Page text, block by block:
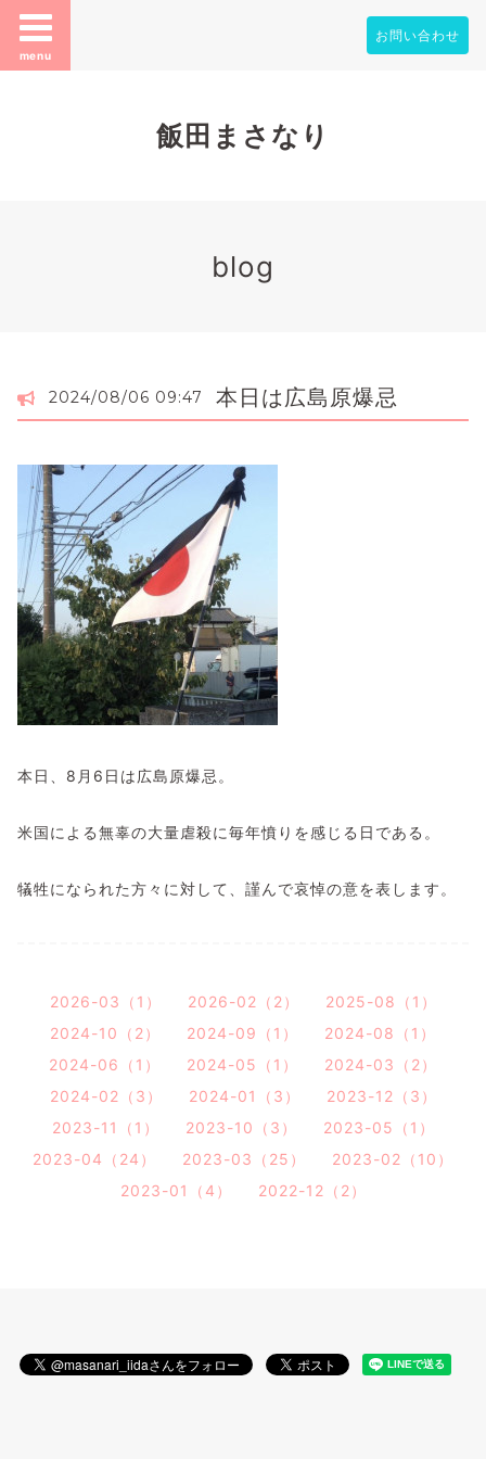
menu
お問い合わせ
飯田まさなり
blog
2024/08/06 09:47 本日は広島原爆忌
本日、8月6日は広島原爆忌。
米国による無辜の大量虐殺に毎年憤りを感じる日である。
犠牲になられた方々に対して、謹んで哀悼の意を表します。
2026-03（1） 2026-02（2）
2025-08（1）
2024-10（2）
2024-09（1）
2024-08（1）
2024-06（1）
2024-05（1）
2024-03（2）
2024-02（3）
2024-01（3）
2023-12（3）
2023-11（1）
2023-10（3）
2023-05（1）
2023-04（24）
2023-03（25）
2023-02（10）
2023-01（4）
2022-12（2）